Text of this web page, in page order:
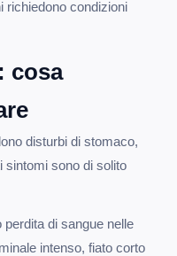
richiedono condizioni
cosa
disturbi di stomaco,
sintomi sono di solito
di sangue nelle
intenso, fiato corto